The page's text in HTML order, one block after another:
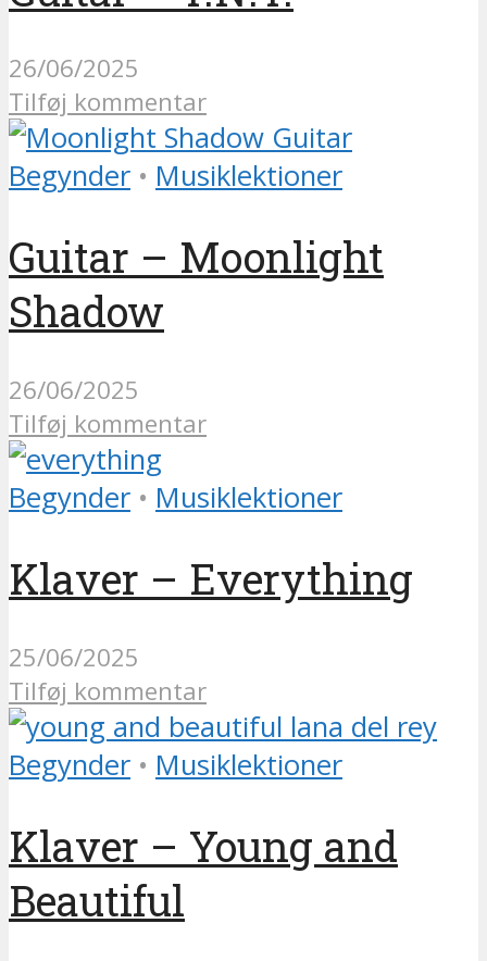
26/06/2025
Tilføj kommentar
Begynder • Musiklektioner
Guitar – Moonlight
Shadow
26/06/2025
Tilføj kommentar
Begynder • Musiklektioner
Klaver – Everything
25/06/2025
Tilføj kommentar
Begynder • Musiklektioner
Klaver – Young and
Beautiful